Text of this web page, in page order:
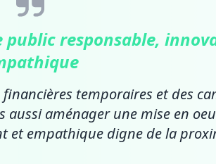
responsable,
financières temporaires et des
aménager une mise en
et empathique digne de la